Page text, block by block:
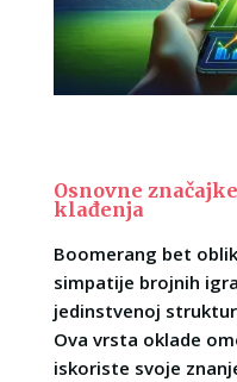
Osnovne
klađenja
Boomerang bet
simpatije brojnih
jedinstvenoj
Ova vrsta oklade
iskoriste svoje